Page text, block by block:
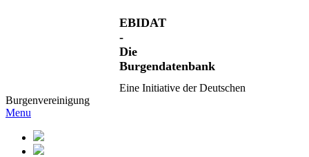
EBIDAT
-
Die
Burgendatenbank
Eine Initiative der Deutschen
Burgenvereinigung
Menu